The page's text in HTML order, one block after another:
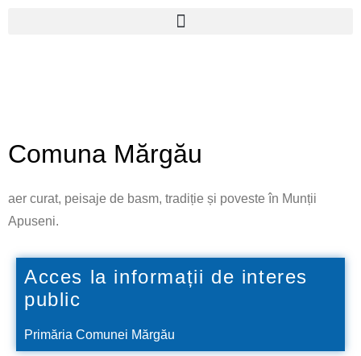
Comuna Mărgău
aer curat, peisaje de basm, tradiție și poveste în Munții
Apuseni.
Acces la informații de interes
public
Primăria Comunei Mărgău